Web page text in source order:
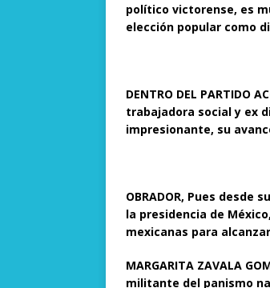
político victorense, es
elección popular como
DENTRO DEL PARTIDO
trabajadora social y ex
impresionante, su
OBRADOR, Pues
la presidencia de
mexicanas para
MARGARITA ZAVALA
militante del panismo